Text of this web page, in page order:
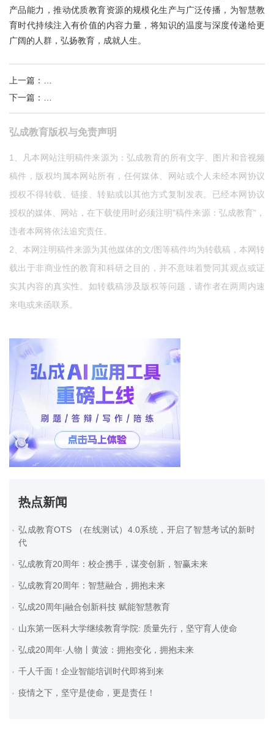
产品能力，推动优质教育资源的规模化生产与广泛传播，为智慧教
育时代持续注入有价值的内容力量，将知识的温度与深度传递给更
广阔的人群，弘扬教育，成就人生。
上一篇 ：
下一篇 ：
弘成教育版权与免责声明
1、凡本网站注明稿件来源为：弘成教育的所有文字、图片和音视频
稿件，版权均属本网站所有，任何媒体、网站或个人未经本网协议
授权不得转载、链接、转贴或以其他方式复制发表。已经本网协议
授权的媒体、网站，在下载使用时必须注明"稿件来源：弘成教育"，
违者本网将依法追究责任。
2、本网注明稿件来源为其他媒体的文/图等稿件均为转载稿，本网转
载出于非商业性的教育和科研之目的，并不意味着赞同其观点或证
实其内容的真实性。如转载稿涉及版权等问题，请作者在两周内速
来电或来函联系。
热点新闻
弘成教育OTS （在线测试）4.0系统，开启了智慧考试的新时
代
弘成教育20周年：校企携手，谋变创新，智赢未来
弘成教育20周年：智慧融合，拥抱未来
弘成20周年|融合创新科技 赋能智慧教育
山东第一医科大学继续教育学院: 质量先行，坚守育人使命
弘成20周年·人物丨黄波：拥抱变化，拥抱未来
千人千面！企业智能培训时代即将到来
疫情之下，坚守是使命，更是责任！